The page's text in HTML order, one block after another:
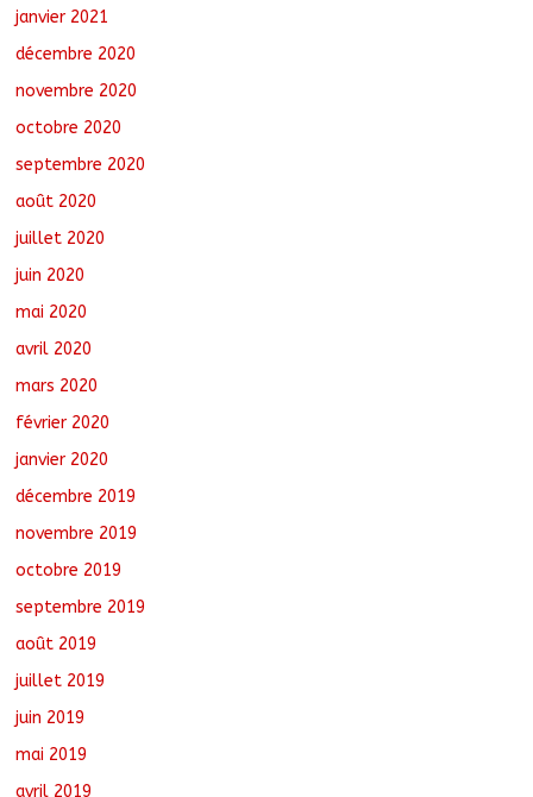
janvier 2021
décembre 2020
novembre 2020
octobre 2020
septembre 2020
août 2020
juillet 2020
juin 2020
mai 2020
avril 2020
mars 2020
février 2020
janvier 2020
décembre 2019
novembre 2019
octobre 2019
septembre 2019
août 2019
juillet 2019
juin 2019
mai 2019
avril 2019